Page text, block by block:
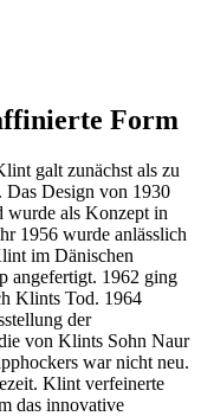
Form
galt zunächst als zu
Design von 1930
wurde als Konzept in
1956 wurde anlässlich
im Dänischen
angefertigt. 1962 ging
Klints Tod. 1964
der
von Klints Sohn Naur
war nicht neu.
Klint verfeinerte
das innovative